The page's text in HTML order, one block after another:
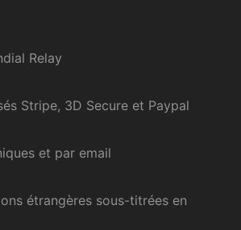
Relay
Stripe, 3D Secure et Paypal
et par email
étrangères sous-titrées en